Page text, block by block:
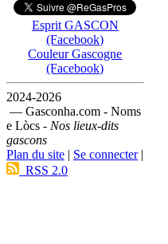
Esprit GASCON
(Facebook)
Couleur Gascogne
(Facebook)
2024-2026
— Gasconha.com - Noms
e Lòcs - Nos lieux-dits
gascons
Plan du site | Se connecter|
RSS 2.0